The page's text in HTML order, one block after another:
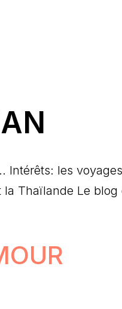
Intérêts: les
Thaïlande Le